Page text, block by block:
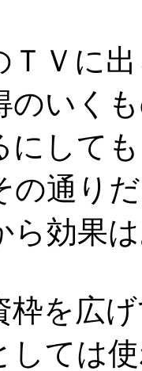
Ｖに出
のいく
にして
の通り
ら効果
を広げ
しては